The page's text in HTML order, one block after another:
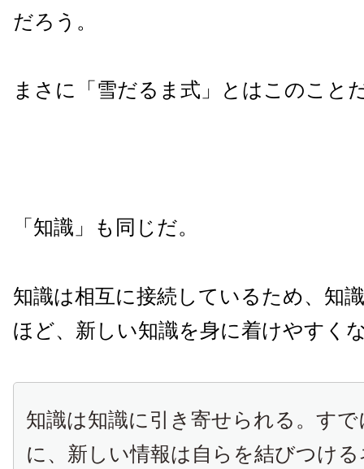
だろう。
まさに「雪だるま式」とはこのこと
「知識」も同じだ。
知識は相互に接続しているため、知
ほど、新しい知識を身に着けやすく
知識は知識に引き寄せられる。す
に、新しい情報は自らを結びつけ